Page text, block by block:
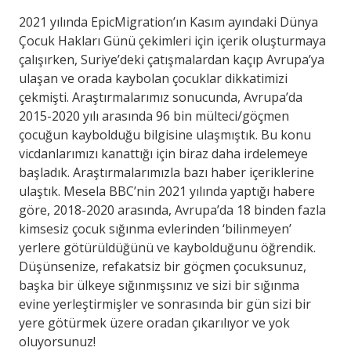
2021 yılında EpicMigration’ın Kasım ayındaki Dünya
Çocuk Hakları Günü çekimleri için içerik oluşturmaya
çalışırken, Suriye’deki çatışmalardan kaçıp Avrupa’ya
ulaşan ve orada kaybolan çocuklar dikkatimizi
çekmişti. Araştırmalarımız sonucunda, Avrupa’da
2015-2020 yılı arasında 96 bin mülteci/göçmen
çocuğun kaybolduğu bilgisine ulaşmıştık. Bu konu
vicdanlarımızı kanattığı için biraz daha irdelemeye
başladık. Araştırmalarımızla bazı haber içeriklerine
ulaştık. Mesela BBC’nin 2021 yılında yaptığı habere
göre, 2018-2020 arasında, Avrupa’da 18 binden fazla
kimsesiz çocuk sığınma evlerinden ‘bilinmeyen’
yerlere götürüldüğünü ve kaybolduğunu öğrendik.
Düşünsenize, refakatsiz bir göçmen çocuksunuz,
başka bir ülkeye sığınmışsınız ve sizi bir sığınma
evine yerleştirmişler ve sonrasında bir gün sizi bir
yere götürmek üzere oradan çıkarılıyor ve yok
oluyorsunuz!